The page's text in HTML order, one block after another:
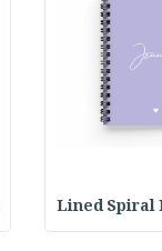
Lined Spiral